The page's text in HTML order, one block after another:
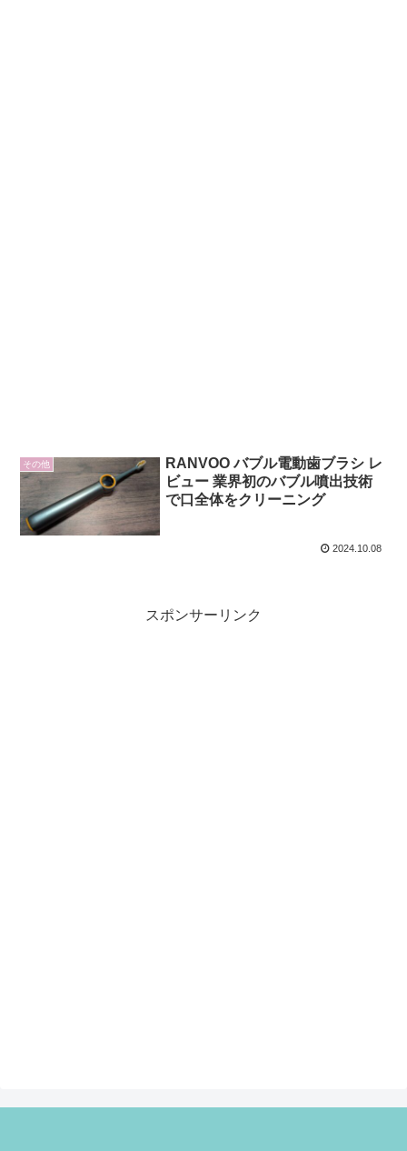
その他
RANVOO バブル電動歯ブラシ レ
ビュー 業界初のバブル噴出技術
で口全体をクリーニング
2024.10.08
スポンサーリンク